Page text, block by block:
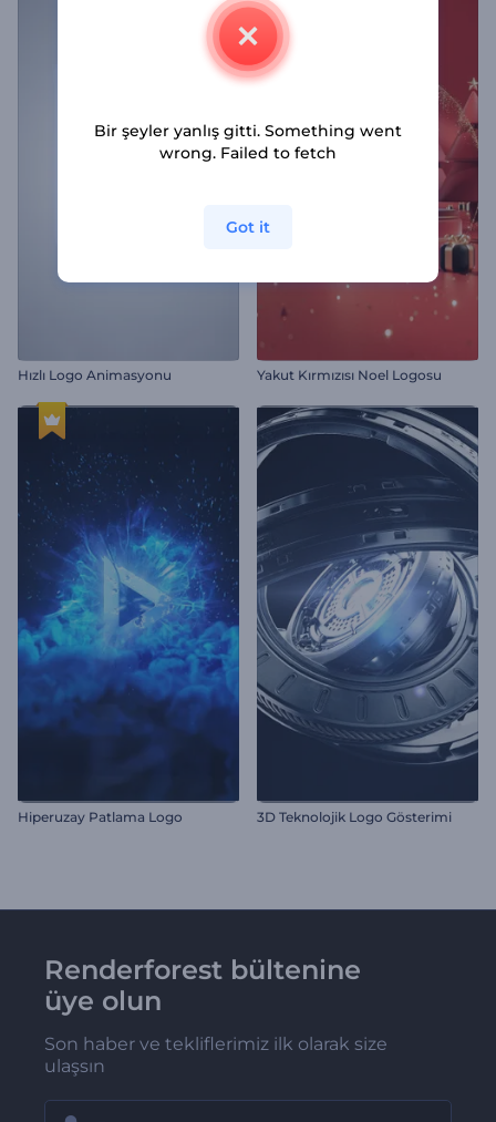
Hızlı Logo Animasyonu Yakut Kırmızısı Noel Logosu
Hiperuzay Patlama Logo 3D Teknolojik Logo Gösterimi
Renderforest bültenine
üye olun
Son haber ve tekliflerimiz ilk olarak size
ulaşsın
Bir şeyler yanlış gitti. Something went
wrong. Failed to fetch
Got it